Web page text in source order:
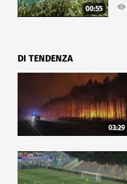
00:55
DI TENDENZA
03:29